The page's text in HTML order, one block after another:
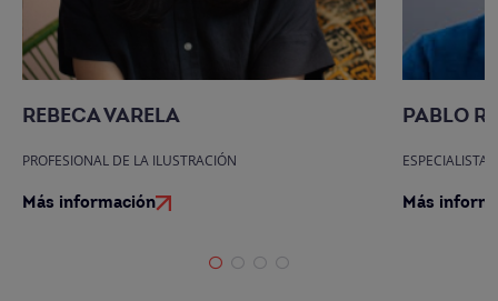
REBECA VARELA
PROFESIONAL DE LA ILUSTRACIÓN
Más información
PABLO
ESPECIALISTA
Más